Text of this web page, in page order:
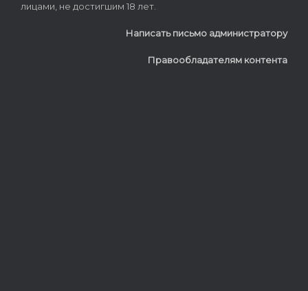
лицами, не достигшим 18 лет.
Написать письмо администратору
Правообладателям контента